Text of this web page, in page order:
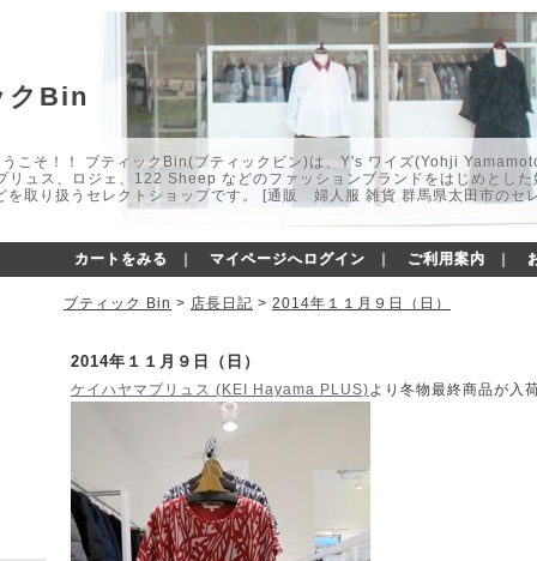
クBin
こそ！！ ブティックBin(ブティックビン)は、Y's ワイズ(Yohji
リュス、ロジェ、122 Sheep などのファッションブランドをはじめとし
を取り扱うセレクトショップです。 [通販 婦人服 雑貨 群馬県太田市の
カートをみる マイページへログイン ご利用案内
ブティック Bin > 店長日記 > 2014年１１月９日（日）
2014年１１月９日（日）
ケイハヤマプリュス (KEI Hayama PLUS)より冬物最終商品が入